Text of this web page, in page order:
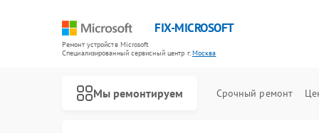
FIX-MICROSOFT
Ремонт устройств Microsoft
Специализированный cервисный центр г.Москва
Мы ремонтируем Срочный ремонт